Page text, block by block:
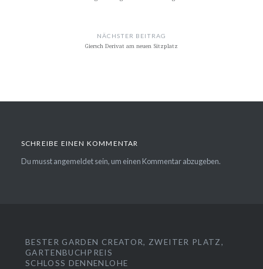
NÄCHSTER BEITRAG
Giersch Derivat am neuen Sitzplatz
SCHREIBE EINEN KOMMENTAR
Du musstangemeldetsein, um einen Kommentar abzugeben.
BESTER GARDEN CREATOR, ZWEITER PLATZ,
GARTENBUCHPREIS
SCHLOSS DENNENLOHE